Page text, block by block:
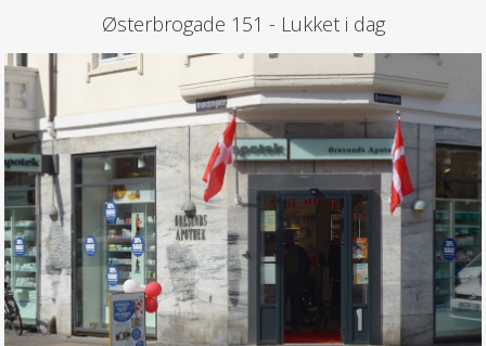
Østerbrogade 151 - Lukket i dag